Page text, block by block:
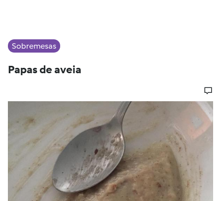
Sobremesas
Papas de aveia